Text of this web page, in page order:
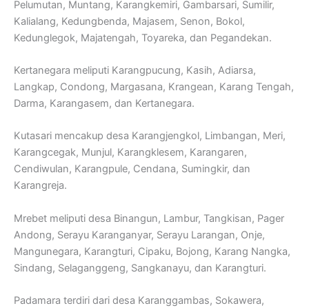
Pelumutan, Muntang, Karangkemiri, Gambarsari, Sumilir,
Kalialang, Kedungbenda, Majasem, Senon, Bokol,
Kedunglegok, Majatengah, Toyareka, dan Pegandekan.
Kertanegara meliputi Karangpucung, Kasih, Adiarsa,
Langkap, Condong, Margasana, Krangean, Karang Tengah,
Darma, Karangasem, dan Kertanegara.
Kutasari mencakup desa Karangjengkol, Limbangan, Meri,
Karangcegak, Munjul, Karangklesem, Karangaren,
Cendiwulan, Karangpule, Cendana, Sumingkir, dan
Karangreja.
Mrebet meliputi desa Binangun, Lambur, Tangkisan, Pager
Andong, Serayu Karanganyar, Serayu Larangan, Onje,
Mangunegara, Karangturi, Cipaku, Bojong, Karang Nangka,
Sindang, Selaganggeng, Sangkanayu, dan Karangturi.
Padamara terdiri dari desa Karanggambas, Sokawera,